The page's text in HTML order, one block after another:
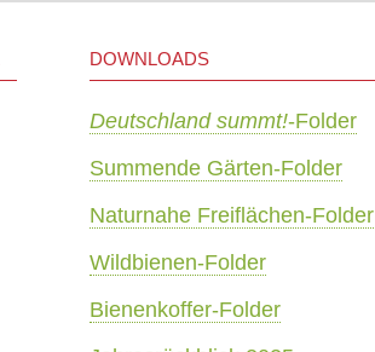
DOWNLOADS
Deutschland summt!-Folder
Summende Gärten-Folder
Naturnahe Freiflächen-Folder
Wildbienen-Folder
Bienenkoffer-Folder